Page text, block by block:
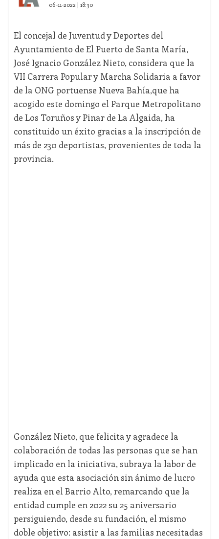
06-11-2022 | 18:30
El concejal de Juventud y Deportes del
Ayuntamiento de El Puerto de Santa María,
José Ignacio González Nieto, considera que la
VII Carrera Popular y Marcha Solidaria a favor
de la ONG portuense Nueva Bahía,que ha
acogido este domingo el Parque Metropolitano
de Los Toruños y Pinar de La Algaida, ha
constituido un éxito gracias a la inscripción de
más de 230 deportistas, provenientes de toda la
provincia.
González Nieto, que felicita y agradece la
colaboración de todas las personas que se han
implicado en la iniciativa, subraya la labor de
ayuda que esta asociación sin ánimo de lucro
realiza en el Barrio Alto, remarcando que la
entidad cumple en 2022 su 25 aniversario
persiguiendo, desde su fundación, el mismo
doble objetivo: asistir a las familias necesitadas